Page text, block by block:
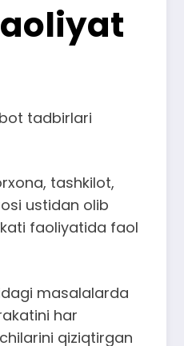
tadbirlari
tashkilot,
ustidan olib
faoliyatida faol
masalalarda
har
qiziqtirgan